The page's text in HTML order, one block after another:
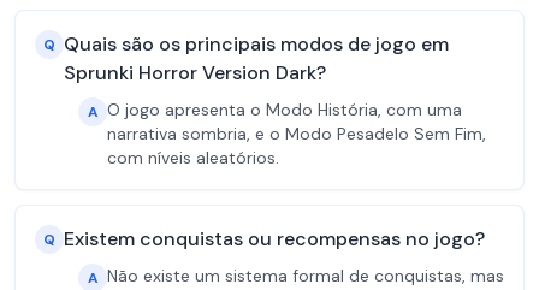
Q Quais são os principais modos de jogo em
Sprunki Horror Version Dark?
A O jogo apresenta o Modo História, com uma
narrativa sombria, e o Modo Pesadelo Sem Fim,
com níveis aleatórios.
Q Existem conquistas ou recompensas no jogo?
A Não existe um sistema formal de conquistas, mas